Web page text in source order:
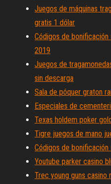
Juegos de máquinas
gratis 1 dólar
Códigos de
2019
Juegos de
sin descarga
Sala de póquer graton
Especiales de
Texas holdem poker
Tigre juegos de mano
Códigos de
Youtube parker casino
Trec young guns casino